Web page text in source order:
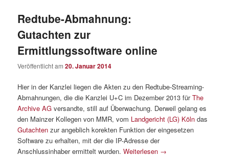
Redtube-Abmahnung:
Gutachten zur
Ermittlungssoftware online
Veröffentlicht am20. Januar 2014
Hier in der Kanzlei liegen die Akten zu den Redtube-Streaming-
Abmahnungen, die die Kanzlei U+C im Dezember 2013 fürThe
Archive AG versandte, still auf Überwachung. Derweil gelang es
den Mainzer Kollegen von MMR, vom Landgericht (LG) Köln das
Gutachten zur angeblich korekten Funktion der eingesetzen
Software zu erhalten, mit der die IP-Adresse der
Anschlussinhaber ermittelt wurden.Weiterlesen →